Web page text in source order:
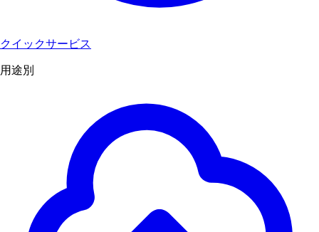
クイックサービス
用途別